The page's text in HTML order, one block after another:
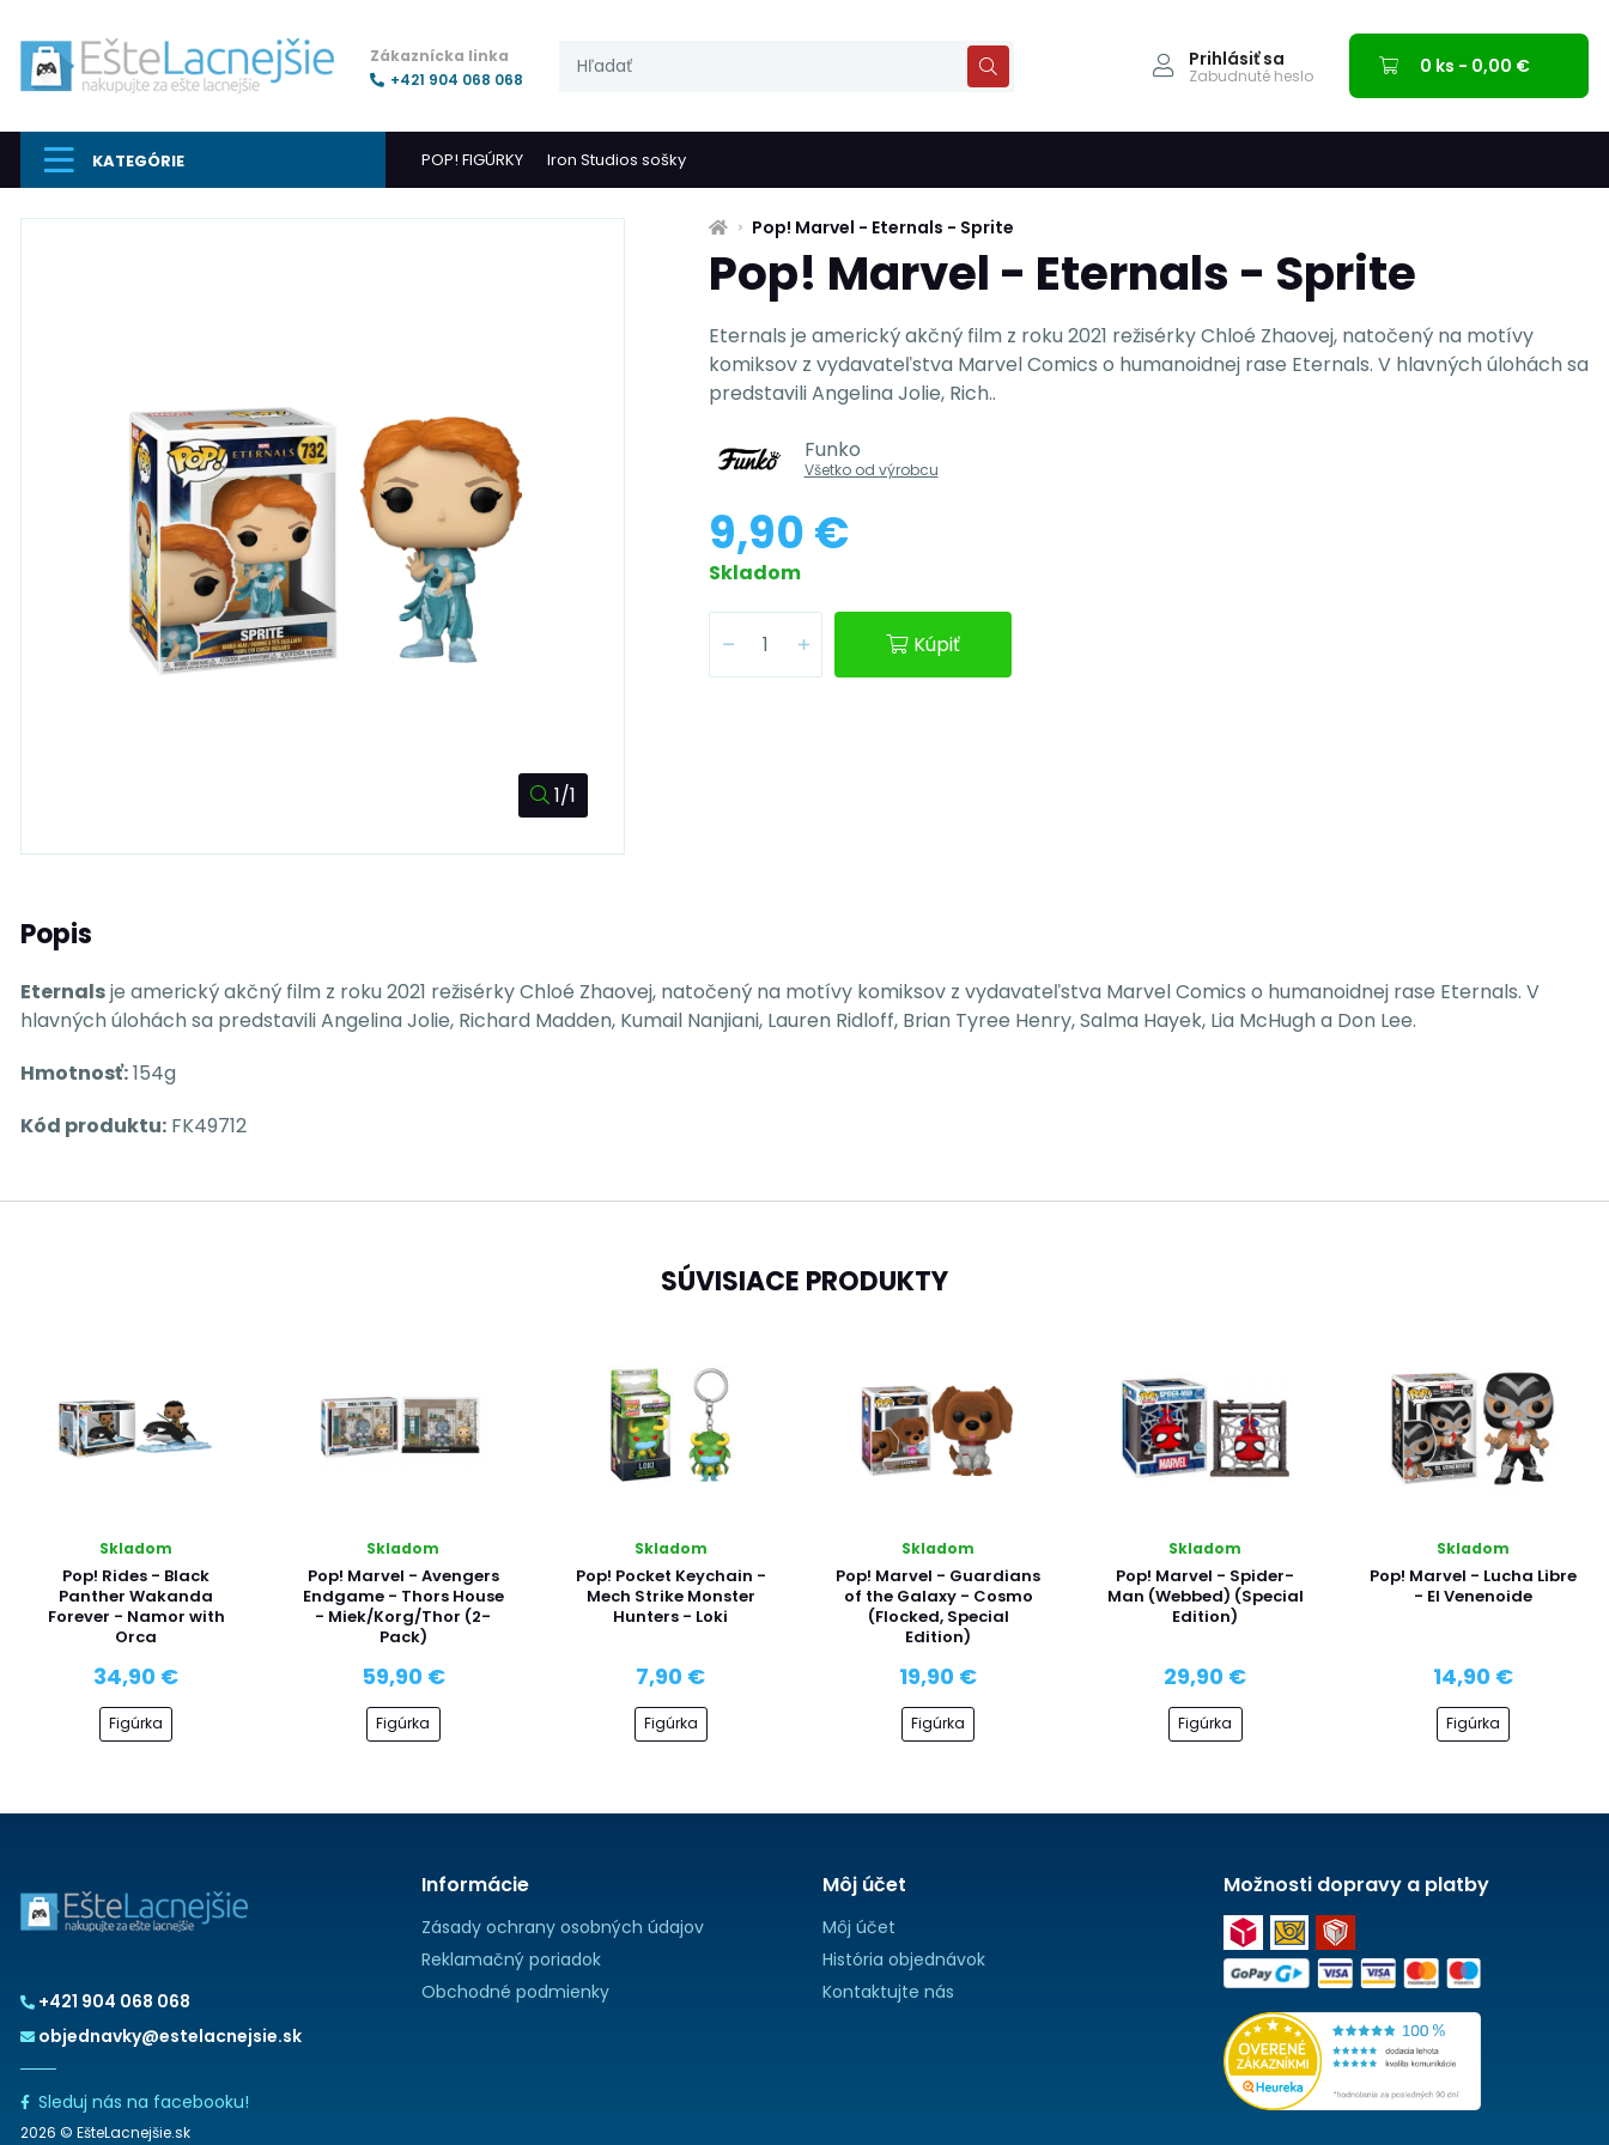
Zákaznícka linka
+421 904 068 068
Prihlásiť sa
Zabudnuté heslo 0 ks - 0,00 €
KATEGÓRIE POP! FIGÚRKY Iron Studios sošky
1/1
Pop! Marvel - Eternals - Sprite
Pop! Marvel - Eternals - Sprite
Eternals je americký akčný film z roku 2021 režisérky Chloé Zhaovej, natočený na motívy
komiksov z vydavateľstva Marvel Comics o humanoidnej rase Eternals. V hlavných úlohách sa
predstavili Angelina Jolie, Rich..
Funko
Všetko od výrobcu
9,90 €
Skladom
Kúpiť
Popis
Eternalsje americký akčný film z roku 2021 režisérky Chloé Zhaovej, natočený na motívy komiksov z vydavateľstva Marvel Comics o humanoidnej rase Eternals. V
hlavných úlohách sa predstavili Angelina Jolie, Richard Madden, Kumail Nanjiani, Lauren Ridloff, Brian Tyree Henry, Salma Hayek, Lia McHugh a Don Lee.
Hmotnosť:154g
Kód produktu: FK49712
SÚVISIACE PRODUKTY
Skladom
Pop! Rides - Black
Panther Wakanda
Forever - Namor with
Orca
34,90 €
Figúrka
Skladom
Pop! Marvel - Avengers
Endgame - Thors House
- Miek/Korg/Thor (2-
Pack)
59,90 €
Figúrka
Skladom
Pop! Pocket Keychain -
Mech Strike Monster
Hunters - Loki
7,90 €
Figúrka
Skladom
Pop! Marvel - Guardians
of the Galaxy - Cosmo
(Flocked, Special
Edition)
19,90 €
Figúrka
Skladom
Pop! Marvel - Spider-
Man (Webbed) (Special
Edition)
29,90 €
Figúrka
Skladom
Pop! Marvel - Lucha Libre
- El Venenoide
14,90 €
Figúrka
+421 904 068 068
objednavky@estelacnejsie.sk
Sleduj nás na facebooku!
2026 © EšteLacnejšie.sk
Informácie
Zásady ochrany osobných údajov
Reklamačný poriadok
Obchodné podmienky
Môj účet
Môj účet
História objednávok
Kontaktujte nás
Možnosti dopravy a platby